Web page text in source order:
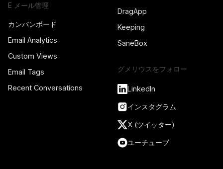
E メール管理
カンバンボード
Email Analytics
Custom Views
Email Tags
Recent Conversations
DragApp
Keeping
SaneBox
グメリウスをフォロー
LinkedIn
インスタグラム
X (ツイッター)
ユーチューブ